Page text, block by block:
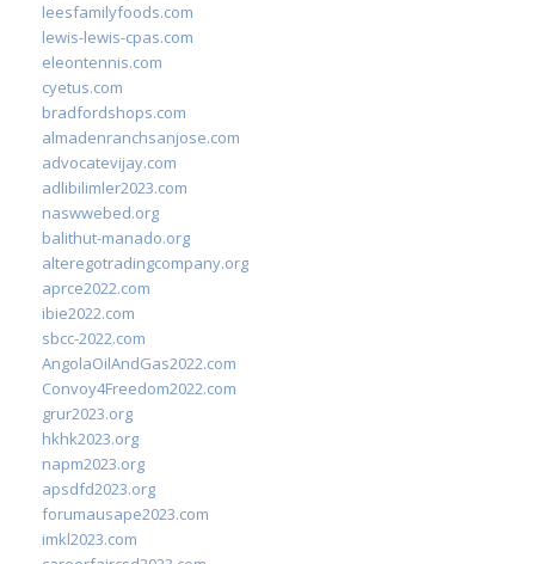
leesfamilyfoods.com
lewis-lewis-cpas.com
eleontennis.com
cyetus.com
bradfordshops.com
almadenranchsanjose.com
advocatevijay.com
adlibilimler2023.com
naswwebed.org
balithut-manado.org
alteregotradingcompany.org
aprce2022.com
ibie2022.com
sbcc-2022.com
AngolaOilAndGas2022.com
Convoy4Freedom2022.com
grur2023.org
hkhk2023.org
napm2023.org
apsdfd2023.org
forumausape2023.com
imkl2023.com